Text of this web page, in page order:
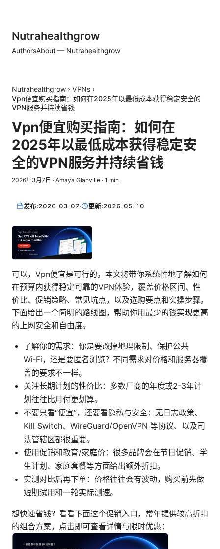
Nutrahealthgrow
AuthorsAbout — Nutrahealthgrow
Nutrahealthgrow › VPNs ›
Vpn便宜购买指南：如何在2025年以最低成本获得稳定安全的
VPN服务并持续省钱
Vpn便宜购买指南：如何在
2025年以最低成本获得稳定安
全的VPN服务并持续省钱
2026年3月7日 · Amaya Glanville · 1 min
发布:2026-03-07· 更新:2026-05-10
可以，Vpn便宜是可行的。本文将带你系统性地了解如何
在预算内获得稳定可靠的VPN体验，覆盖价格区间、性
价比、促销策略、常见坑点，以及选购要点和实操步骤。
下面给出一个简明的路线图，帮助你用最少的钱实现更高
的上网安全和自由度。
了解你的需求：你是要改掉地理限制、保护公共
Wi‑Fi，还是要匿名浏览？不同需求对价格和服务器覆
盖的要求不一样。
关注长期计划的性价比：多数厂商的年度或2-3年计
划往往比月付更划算。
不要只看“便宜”，还要看隐私与安全：无日志政策、
Kill Switch、WireGuard/OpenVPN 等协议、以及司
法管辖区都很重要。
使用促销和教育/家庭价：很多品牌会在节日促销、学
生计划、家庭套餐等方面给出额外折扣。
实测对比后再下单：价格往往会有波动，购买前先做
短期试用和一轮实际测速。
想快速省钱？看看下面这个促销入口，常年提供较高折扣
的组合方案，点击即可查看详情与限时优惠：